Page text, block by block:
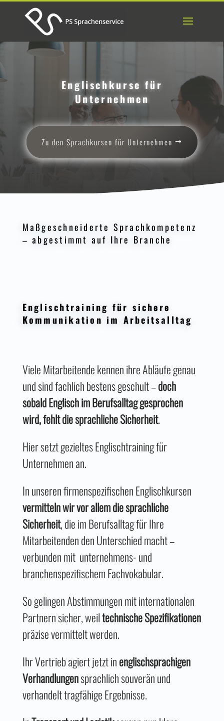
Englischkurse für
Unternehmen
Zu den Sprachkursen für Unternehmen
Maßgeschneiderte Sprachkompetenz
– abgestimmt auf Ihre Branche
Englischtraining für sichere
Kommunikation im Arbeitsalltag
Viele Mitarbeitende kennen ihre Abläufe genau
und sind fachlich bestens geschult –doch
sobald Englisch im Berufsalltag gesprochen
wird, fehlt die sprachliche Sicherheit.
Hier setzt gezieltes Englischtraining für
Unternehmen an.
In unseren firmenspezifischen Englischkursen
vermitteln wir vor allem die sprachliche
Sicherheit, die im Berufsalltag für Ihre
Mitarbeitenden den Unterschied macht –
verbunden mit unternehmens- und
branchenspezifischem Fachvokabular.
So gelingen Abstimmungen mit internationalen
Partnern sicher, weiltechnische Spezifikationen
präzise vermittelt werden.
Ihr Vertrieb agiert jetzt inenglischsprachigen
Verhandlungensprachlich souverän und
verhandelt tragfähige Ergebnisse.